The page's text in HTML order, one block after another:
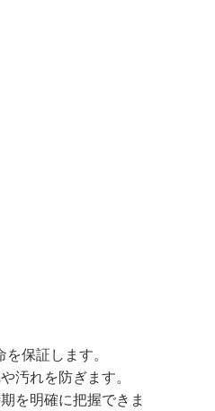
保証します。
汚れを防ぎます。
を明確に把握できま